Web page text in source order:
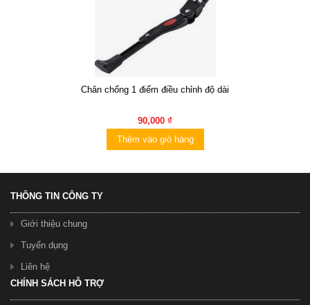
Chân chống 1 điểm điều chỉnh độ dài
90,000 ₫
Thêm vào giỏ hàng
THÔNG TIN CÔNG TY
Giới thiệu chung
Tuyển dụng
Liên hệ
CHÍNH SÁCH HỖ TRỢ